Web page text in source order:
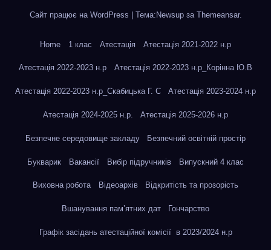
Сайт працює на WordPress Тема:Newsup за Themeansar.
Home 1 клас Атестація Атестація 2021-2022 н.р
Атестація 2022-2023 н.р Атестація 2022-2023 н.р_Корінна Ю.В
Атестація 2022-2023 н.р_Скабицька Г. С Атестація 2023-2024 н.р
Атестація 2024-2025 н.р. Атестація 2025-2026 н.р
Безпечне середовище закладу Безпечний освітній простір
Букварик Вакансії Вибір підручників Випускний 4 клас
Виховна робота Відеоархів Відкритість та прозорість
Вшанування пам’ятних дат Гончарство
Графік засідань атестаційної комісії в 2023/2024 н.р